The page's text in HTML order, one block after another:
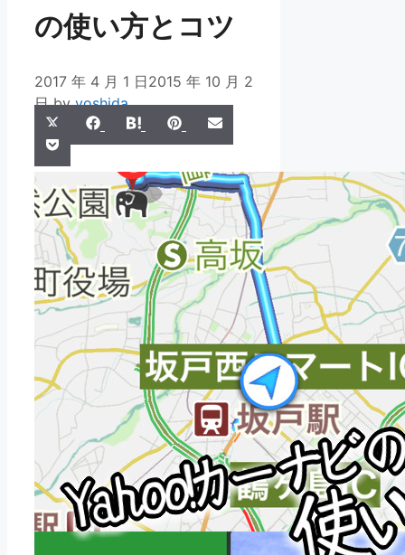
の使い方とコツ
2017 年 4 月 1 日2015 年 10 月 2
日 byyoshida
Share
on
(Twitter)
Share
on
Facebook
Share
on
Hatena Share
on
PinterestShare
on
Share
on
Pocket